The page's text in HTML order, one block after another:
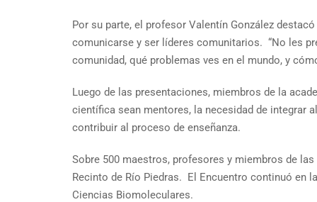
Por su parte, el profesor Valentín González
comunicarse y ser líderes comunitarios. “No les
comunidad, qué problemas ves en el mundo, y
Luego de las presentaciones, miembros de la
científica sean mentores, la necesidad de integrar
contribuir al proceso de enseñanza.
Sobre 500 maestros, profesores y miembros de
Recinto de Río Piedras. El Encuentro continuó en
Ciencias Biomoleculares.